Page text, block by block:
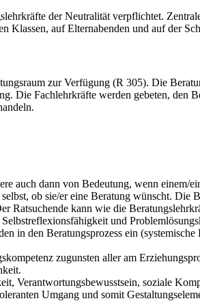
der Neutralität verpflichtet.
Klassen, auf Elternabenden und auf der
zur Verfügung (R 305). Die
Die Fachlehrkräfte werden gebeten,
auch dann von Bedeutung, wenn einem/
ob sie/er eine Beratung wünscht. Die
Ratsuchende kann wie die
und
in den Beratungsprozess ein
zugunsten aller am
Verantwortungsbewusstsein, soziale
Umgang und somit